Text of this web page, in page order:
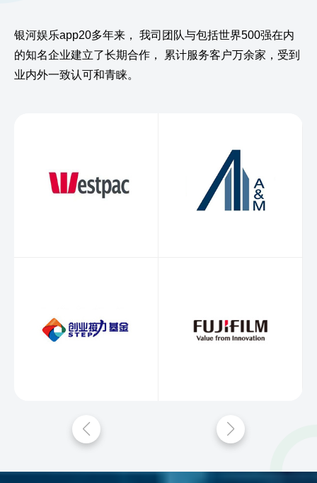
银河娱乐app20多年来，
我司团队与包括世界500强在内
的知名企业建立了长期合作，
累计服务客户万余家，受到
业内外一致认可和青睐。